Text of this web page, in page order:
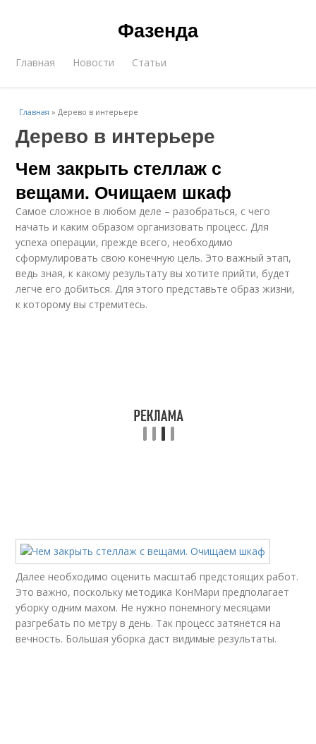
Фазенда
Главная Новости Статьи
Главная »Дерево в интерьере
Дерево в интерьере
Чем закрыть стеллаж с
вещами. Очищаем шкаф
Самое сложное в любом деле – разобраться, с чего
начать и каким образом организовать процесс. Для
успеха операции, прежде всего, необходимо
сформулировать свою конечную цель. Это важный этап,
ведь зная, к какому результату вы хотите прийти, будет
легче его добиться. Для этого представьте образ жизни,
к которому вы стремитесь.
Далее необходимо оценить масштаб предстоящих работ.
Это важно, поскольку методика КонМари предполагает
уборку одним махом. Не нужно понемногу месяцами
разгребать по метру в день. Так процесс затянется на
вечность. Большая уборка даст видимые результаты.